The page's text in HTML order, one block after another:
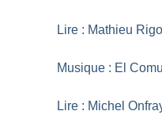
Lire : Mathieu
Musique : El
Lire : Michel